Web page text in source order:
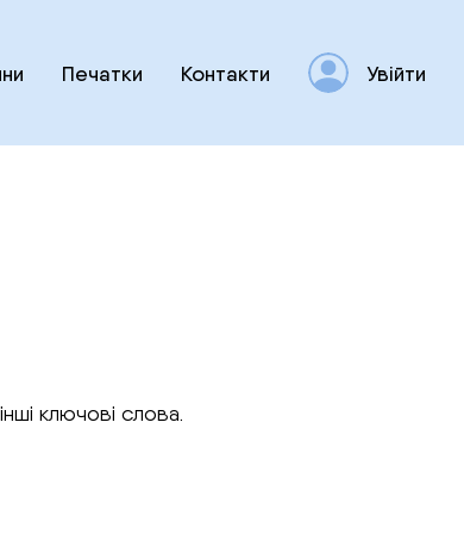
Печатки Контакти Увійти
ключові слова.